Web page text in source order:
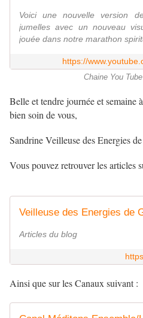
Voici une nouvelle version
jumelles avec un nouveau
jouée dans notre marathon
https://
Chaine You
Belle et tendre journée et semaine
bien soin de vous,
Sandrine Veilleuse des Energies
Vous pouvez retrouver les articles
Veilleuse des Energies de
Articles du blog
Ainsi que sur les Canaux suivant :